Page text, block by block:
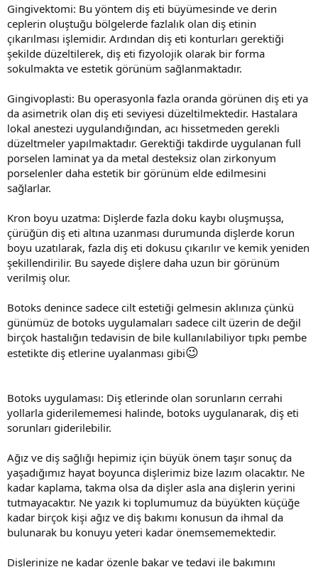
Gingivektomi: Bu yöntem diş eti büyümesinde ve derin
ceplerin oluştuğu bölgelerde fazlalık olan diş etinin
çıkarılması işlemidir. Ardından diş eti konturları gerektiği
şekilde düzeltilerek, diş eti fizyolojik olarak bir forma
sokulmakta ve estetik görünüm sağlanmaktadır.
Gingivoplasti: Bu operasyonla fazla oranda görünen diş eti ya
da asimetrik olan diş eti seviyesi düzeltilmektedir. Hastalara
lokal anestezi uygulandığından, acı hissetmeden gerekli
düzeltmeler yapılmaktadır. Gerektiği takdirde uygulanan full
porselen laminat ya da metal desteksiz olan zirkonyum
porselenler daha estetik bir görünüm elde edilmesini
sağlarlar.
Kron boyu uzatma: Dişlerde fazla doku kaybı oluşmuşsa,
çürüğün diş eti altına uzanması durumunda dişlerde korun
boyu uzatılarak, fazla diş eti dokusu çıkarılır ve kemik yeniden
şekillendirilir. Bu sayede dişlere daha uzun bir görünüm
verilmiş olur.
Botoks denince sadece cilt estetiği gelmesin aklınıza çünkü
günümüz de botoks uygulamaları sadece cilt üzerin de değil
birçok hastalığın tedavisin de bile kullanılabiliyor tıpkı pembe
estetikte diş etlerine uyalanması gibi😉
Botoks uygulaması: Diş etlerinde olan sorunların cerrahi
yollarla giderilememesi halinde, botoks uygulanarak, diş eti
sorunları giderilebilir.
Ağız ve diş sağlığı hepimiz için büyük önem taşır sonuç da
yaşadığımız hayat boyunca dişlerimiz bize lazım olacaktır. Ne
kadar kaplama, takma olsa da dişler asla ana dişlerin yerini
tutmayacaktır. Ne yazık ki toplumumuz da büyükten küçüğe
kadar birçok kişi ağız ve diş bakımı konusun da ihmal da
bulunarak bu konuyu yeteri kadar önemsememektedir.
Dişlerinize ne kadar özenle bakar ve tedavi ile bakımını